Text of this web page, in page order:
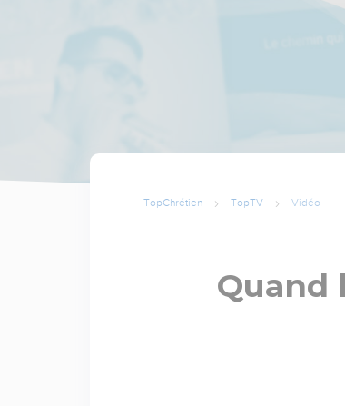
TopChrétien TopTV Vidéo
Quand